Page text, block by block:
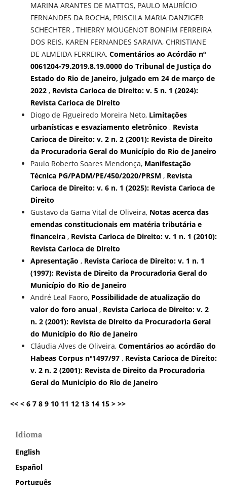
MARINA ARANTES DE MATTOS, PAULO MAURÍCIO
FERNANDES DA ROCHA, PRISCILA MARIA DANZIGER
SCHECHTER , THIERRY MOUGENOT BONFIM FERREIRA
DOS REIS, KAREN FERNANDES SARAIVA, CHRISTIANE
DE ALMEIDA FERREIRA, Comentários ao Acórdão nº
0061204-79.2019.8.19.0000 do Tribunal de Justiça do
Estado do Rio de Janeiro, julgado em 24 de março de
2022 , Revista Carioca de Direito: v. 5 n. 1 (2024):
Revista Carioca de Direito
Diogo de Figueiredo Moreira Neto, Limitações
urbanísticas e esvaziamento eletrônico , Revista
Carioca de Direito: v. 2 n. 2 (2001): Revista de Direito
da Procuradoria Geral do Município do Rio de Janeiro
Paulo Roberto Soares Mendonça, Manifestação
Técnica PG/PADM/PE/450/2020/PRSM , Revista
Carioca de Direito: v. 6 n. 1 (2025): Revista Carioca de
Direito
Gustavo da Gama Vital de Oliveira, Notas acerca das
emendas constitucionais em matéria tributária e
financeira , Revista Carioca de Direito: v. 1 n. 1 (2010):
Revista Carioca de Direito
Apresentação , Revista Carioca de Direito: v. 1 n. 1
(1997): Revista de Direito da Procuradoria Geral do
Município do Rio de Janeiro
André Leal Faoro, Possibilidade de atualização do
valor do foro anual , Revista Carioca de Direito: v. 2
n. 2 (2001): Revista de Direito da Procuradoria Geral
do Município do Rio de Janeiro
Cláudia Alves de Oliveira, Comentários ao acórdão do
Habeas Corpus nº1497/97 , Revista Carioca de Direito:
v. 2 n. 2 (2001): Revista de Direito da Procuradoria
Geral do Município do Rio de Janeiro
<< < 6 7 8 9 10 11 12 13 14 15 > >>
Idioma
English
Español
Português